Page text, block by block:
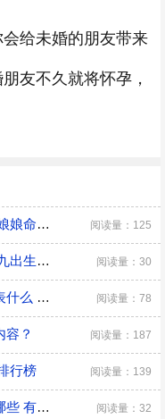
给未婚的朋友带来
友不久就将怀孕，
农历初一出生的女孩命运如何 初一女娘娘命什么意思 阅读量：125
九月初九出生是佛家的孩子吗 九月初九出生有什么说法 阅读量：30
周公解梦：梦里有大师给自己算命代表什么 是好兆头吗？ 阅读量：78
容？ 阅读量：187
行榜 阅读量：139
分析十二星座风象火象土象水象都是哪些 有什么优缺点 阅读量：32